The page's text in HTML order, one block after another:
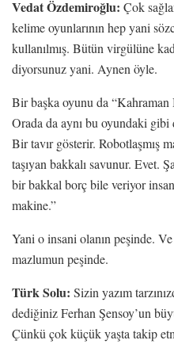
Vedat Özdemiroğlu: Çok
kelime oyunlarının hep yani
kullanılmış. Bütün virgülüne
diyorsunuz yani. Aynen öyle.
Bir başka oyunu da “Kahraman
Orada da aynı bu oyundaki
Bir tavır gösterir. Robotlaşmış
taşıyan bakkalı savunur. Evet.
bir bakkal borç bile veriyor
makine.”
Yani o insani olanın peşinde.
mazlumun peşinde.
Türk Solu: Sizin yazım
dediğiniz Ferhan Şensoy’un
Çünkü çok küçük yaşta takip